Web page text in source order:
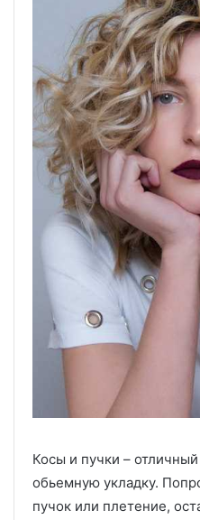
Косы и пучки –
обьемную укладку.
пучок или плетение,